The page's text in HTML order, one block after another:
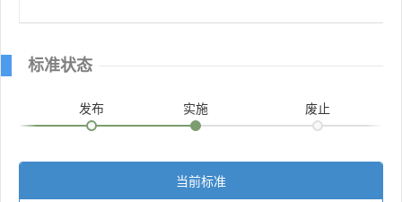
标准状态
发布 实施 废止
当前标准